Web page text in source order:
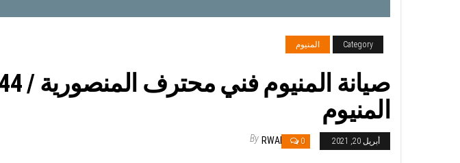
Category المنيوم
المنيوم
أبريل 20, 2021 0
By RWAN